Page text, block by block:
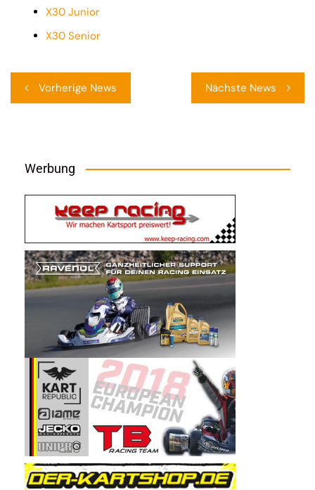
X30 Junior
X30 Senior
Vorherige News Nächste News
Werbung